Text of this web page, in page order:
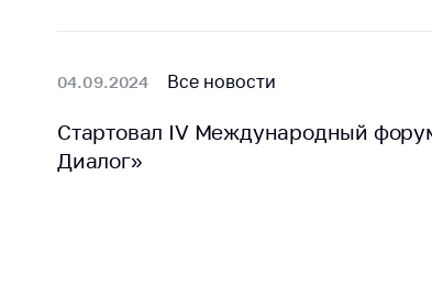
работа
геральдические
символы
04.09.2024 Все новости
Стартовал IV Международный
Диалог»